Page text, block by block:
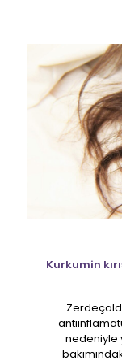
Kurkumin
nedeniyle